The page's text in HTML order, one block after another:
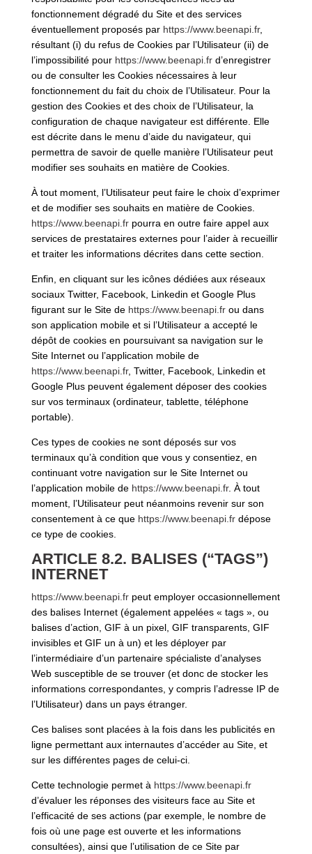
fonctionnement dégradé du Site et des services
éventuellement proposés parhttps://www.beenapi.fr,
résultant (i) du refus de Cookies par l’Utilisateur (ii) de
l’impossibilité pourhttps://www.beenapi.frd’enregistrer
ou de consulter les Cookies nécessaires à leur
fonctionnement du fait du choix de l’Utilisateur. Pour la
gestion des Cookies et des choix de l’Utilisateur, la
configuration de chaque navigateur est différente. Elle
est décrite dans le menu d’aide du navigateur, qui
permettra de savoir de quelle manière l’Utilisateur peut
modifier ses souhaits en matière de Cookies.
À tout moment, l’Utilisateur peut faire le choix d’exprimer
et de modifier ses souhaits en matière de Cookies.
https://www.beenapi.frpourra en outre faire appel aux
services de prestataires externes pour l’aider à recueillir
et traiter les informations décrites dans cette section.
Enfin, en cliquant sur les icônes dédiées aux réseaux
sociaux Twitter, Facebook, Linkedin et Google Plus
figurant sur le Site dehttps://www.beenapi.frou dans
son application mobile et si l’Utilisateur a accepté le
dépôt de cookies en poursuivant sa navigation sur le
Site Internet ou l’application mobile de
https://www.beenapi.fr, Twitter, Facebook, Linkedin et
Google Plus peuvent également déposer des cookies
sur vos terminaux (ordinateur, tablette, téléphone
portable).
Ces types de cookies ne sont déposés sur vos
terminaux qu’à condition que vous y consentiez, en
continuant votre navigation sur le Site Internet ou
l’application mobile dehttps://www.beenapi.fr. À tout
moment, l’Utilisateur peut néanmoins revenir sur son
consentement à ce quehttps://www.beenapi.frdépose
ce type de cookies.
ARTICLE 8.2. BALISES (“TAGS”)
INTERNET
https://www.beenapi.frpeut employer occasionnellement
des balises Internet (également appelées « tags », ou
balises d’action, GIF à un pixel, GIF transparents, GIF
invisibles et GIF un à un) et les déployer par
l’intermédiaire d’un partenaire spécialiste d’analyses
Web susceptible de se trouver (et donc de stocker les
informations correspondantes, y compris l’adresse IP de
l’Utilisateur) dans un pays étranger.
Ces balises sont placées à la fois dans les publicités en
ligne permettant aux internautes d’accéder au Site, et
sur les différentes pages de celui-ci.
Cette technologie permet à https://www.beenapi.fr
d’évaluer les réponses des visiteurs face au Site et
l’efficacité de ses actions (par exemple, le nombre de
fois où une page est ouverte et les informations
consultées), ainsi que l’utilisation de ce Site par